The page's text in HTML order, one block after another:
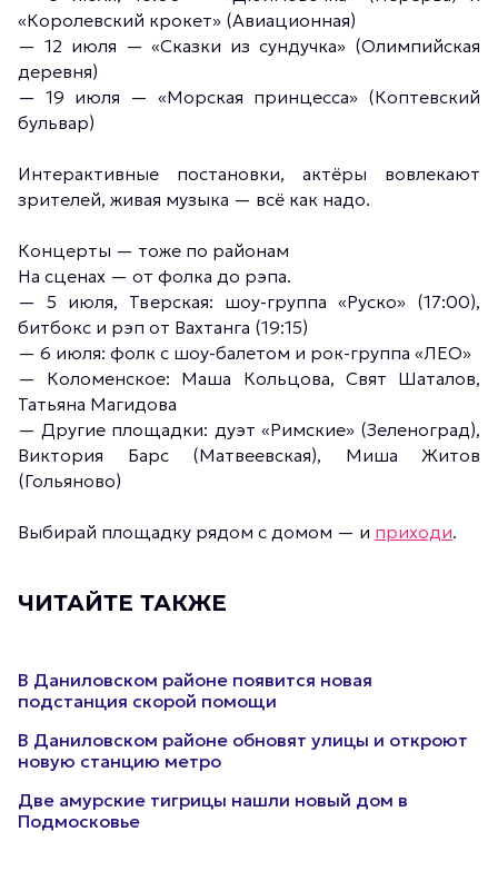
«Королевский крокет» (Авиационная)
— 12 июля — «Сказки из сундучка» (Олимпийская
деревня)
— 19 июля — «Морская принцесса» (Коптевский
бульвар)
Интерактивные постановки, актёры вовлекают
зрителей, живая музыка — всё как надо.
Концерты — тоже по районам
На сценах — от фолка до рэпа.
— 5 июля, Тверская: шоу-группа «Руско» (17:00),
битбокс и рэп от Вахтанга (19:15)
— 6 июля: фолк с шоу-балетом и рок-группа «ЛЕО»
— Коломенское: Маша Кольцова, Свят Шаталов,
Татьяна Магидова
— Другие площадки: дуэт «Римские» (Зеленоград),
Виктория Барс (Матвеевская), Миша Житов
(Гольяново)
Выбирай площадку рядом с домом — и приходи.
ЧИТАЙТЕ ТАКЖЕ
В Даниловском районе появится новая
подстанция скорой помощи
В Даниловском районе обновят улицы и откроют
новую станцию метро
Две амурские тигрицы нашли новый дом в
Подмосковье